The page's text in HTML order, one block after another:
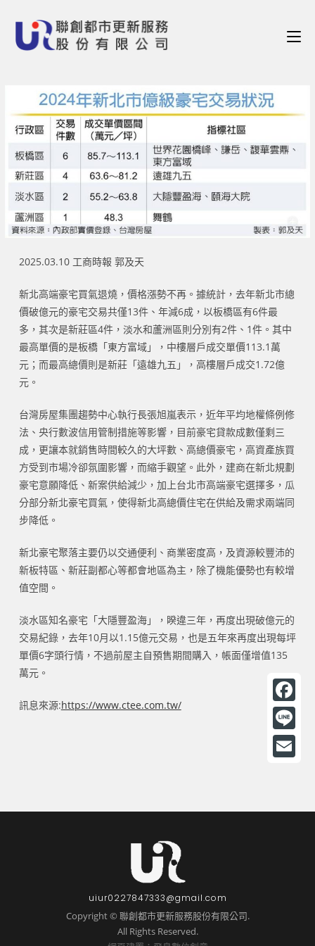
2025.03.10 工商時報 郭及天
新北高端豪宅買氣退燒，價格漲勢不再。據統計，去年新北市總
價破億元的豪宅交易共僅13件、年減6成，以板橋區有6件最
多，其次是新莊區4件，淡水和蘆洲區則分別有2件、1件。其中
最高單價的是板橋「東方富域」，中樓層戶成交單價113.1萬
元；而最高總價則是新莊「遠雄九五」，高樓層戶成交1.72億
元。
台灣房屋集團趨勢中心執行長張旭嵐表示，近年平均地權條例修
法、央行數波信用管制措施等影響，目前豪宅貸款成數僅剩三
成，更讓本就銷售時間較久的大坪數、高總價豪宅，高資產族買
方受到市場冷卻氛圍影響，而縮手觀望。此外，建商在新北規劃
豪宅意願降低、新案供給減少，加上台北市高端豪宅選擇多，瓜
分部分新北豪宅買氣，使得新北高總價住宅在供給及需求兩端同
步降低。
新北豪宅聚落主要仍以交通便利、商業密度高，及資源較豐沛的
新板特區、新莊副都心等都會地區為主，除了機能優勢也有較增
值空間。
淡水區知名豪宅「大隱豐盈海」，睽違三年，再度出現破億元的
交易紀錄，去年10月以1.15億元交易，也是五年來再度出現每坪
單價6字頭行情，不過前屋主自預售期間購入，帳面僅增值135
萬元。
訊息來源:https://www.ctee.com.tw/
uiur0227847333@gmail.com
Copyright © 聯創都市更新服務股份有限公司.
All Rights Reserved.
F
a
c
L
a